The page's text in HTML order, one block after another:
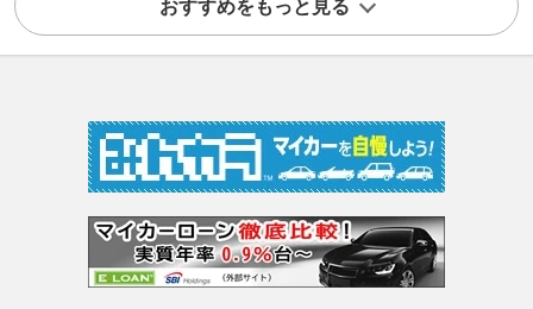
おすすめをもっと見る